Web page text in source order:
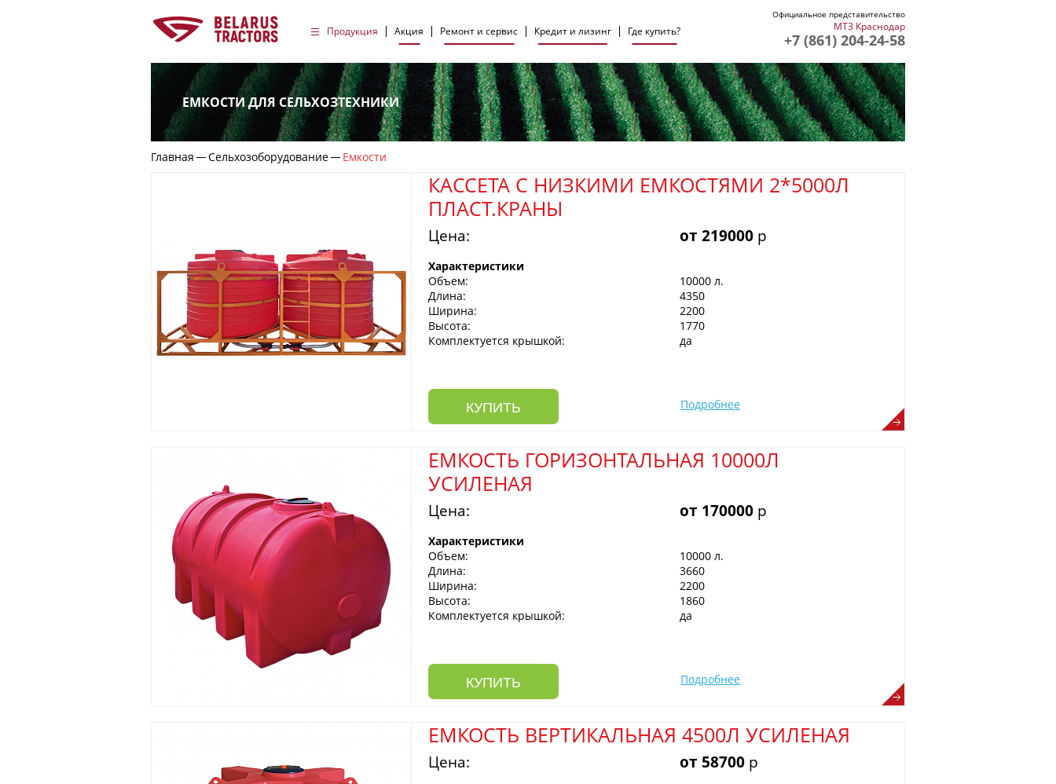
Продукция Акция Ремонт и сервис Кредит и лизинг Где купить?
Официальное представительство
МТЗ Краснодар
+7 (861) 204-24-58
ЕМКОСТИ ДЛЯ СЕЛЬХОЗТЕХНИКИ
Главная Сельхозоборудование Емкости
КАССЕТА С НИЗКИМИ ЕМКОСТЯМИ 2*5000Л
ПЛАСТ.КРАНЫ
Цена: от 219000 р
Характеристики
Объем:
10000 л.
Длина:
4350
Ширина:
2200
Высота:
1770
Комплектуется крышкой:
да
КУПИТЬ Подробнее
ЕМКОСТЬ ГОРИЗОНТАЛЬНАЯ 10000Л
УСИЛЕНАЯ
Цена: от 170000 р
Характеристики
Объем:
10000 л.
Длина:
3660
Ширина:
2200
Высота:
1860
Комплектуется крышкой:
да
КУПИТЬ Подробнее
ЕМКОСТЬ ВЕРТИКАЛЬНАЯ 4500Л УСИЛЕНАЯ
Цена: от 58700 р